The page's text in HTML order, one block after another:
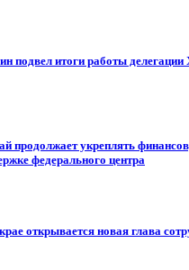
подвел итоги работы делегации
продолжает укреплять
федерального центра
открывается новая глава